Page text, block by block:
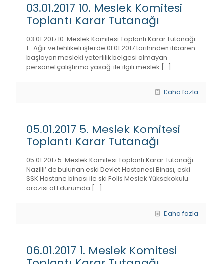
03.01.2017 10. Meslek Komitesi
Toplantı Karar Tutanağı
03.01.2017 10. Meslek Komitesi Toplantı Karar Tutanağı
1- Ağır ve tehlikeli işlerde 01.01.2017 tarihinden itibaren
başlayan mesleki yeterlilik belgesi olmayan
personel çalıştırma yasağı ile ilgili meslek […]
Daha fazla
05.01.2017 5. Meslek Komitesi
Toplantı Karar Tutanağı
05.01.2017 5. Meslek Komitesi Toplantı Karar Tutanağı
Nazilli’ de bulunan eski Devlet Hastanesi Binası, eski
SSK Hastane binası ile ski Polis Meslek Yüksekokulu
arazisi atıl durumda […]
Daha fazla
06.01.2017 1. Meslek Komitesi